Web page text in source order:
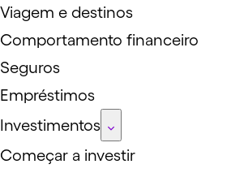
Viagem e destinos
Comportamento financeiro
Seguros
Empréstimos
Investimentos
Começar a investir